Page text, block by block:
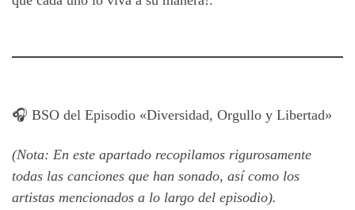
🎧 BSO del Episodio «Diversidad, Orgullo y Libertad»
(Nota: En este apartado recopilamos rigurosamente
todas las canciones que han sonado, así como los
artistas mencionados a lo largo del episodio).